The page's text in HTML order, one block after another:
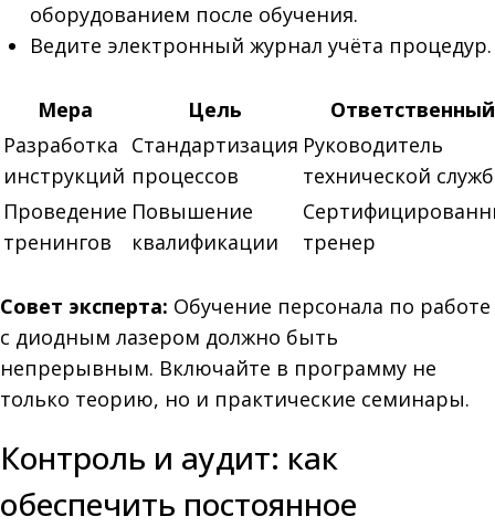
оборудованием после обучения.
Ведите электронный журнал учёта процедур.
Мера Цель
Ответственный
Разработка
инструкций
Стандартизация
процессов
Руководитель
технической
Проведение
тренингов
Повышение
квалификации
тренер
Совет эксперта: Обучение персонала по работе
с диодным лазером должно быть
непрерывным. Включайте в программу не
только теорию, но и практические семинары.
Контроль и аудит: как
обеспечить постоянное